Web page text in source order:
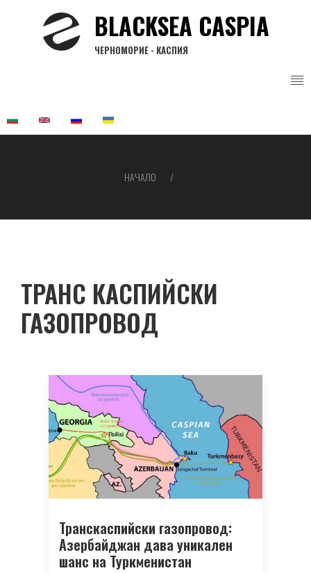
BLACKSEA CASPIA
ЧЕРНОМОРИЕ - КАСПИЯ
НАЧАЛО
ТРАНС КАСПИЙСКИ
ГАЗОПРОВОД
Транскаспийски газопровод:
Азербайджан дава уникален
шанс на Туркменистан